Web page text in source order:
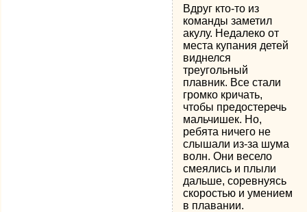
Вдруг кто-то из
команды заметил
акулу. Недалеко от
места купания детей
виднелся
треугольный
плавник. Все стали
громко кричать,
чтобы предостеречь
мальчишек. Но,
ребята ничего не
слышали из-за шума
волн. Они весело
смеялись и плыли
дальше, соревнуясь
скоростью и умением
в плавании.